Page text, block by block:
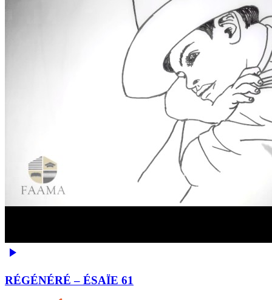
RÉGÉNÉRÉ – ÉSAÏE 61